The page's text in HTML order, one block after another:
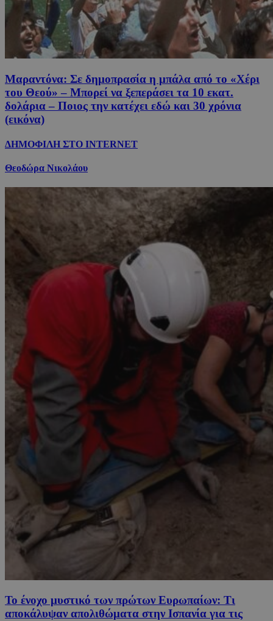
Μαραντόνα: Σε δημοπρασία η μπάλα από το «Χέρι
του Θεού» – Μπορεί να ξεπεράσει τα 10 εκατ.
δολάρια – Ποιος την κατέχει εδώ και 30 χρόνια
(εικόνα)
ΔΗΜΟΦΙΛΗ ΣΤΟ INTERNET
Θεοδώρα Νικολάου
Το ένοχο μυστικό των πρώτων Ευρωπαίων: Τι
αποκάλυψαν απολιθώματα στην Ισπανία για τις